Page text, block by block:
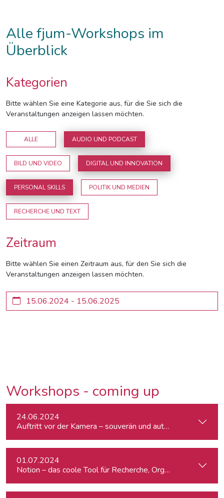
Alle fjum-Workshops im
Überblick
Kategorien
Bitte wählen Sie eine Kategorie aus, für die Sie sich die
Veranstaltungen anzeigen lassen möchten.
ALLE AUDIO UND PODCAST
BILD UND VIDEO DIGITAL UND INNOVATION
PERSONAL SKILLS POLITIK UND MEDIEN
RECHERCHE UND TEXT
Zeitraum
Bitte wählen Sie einen Zeitraum aus, für den Sie sich die
Veranstaltungen anzeigen lassen möchten.
Workshops - coming up
24.06.2024
Auftritt vor der Kamera – souverän und authentisch
01.07.2024
Notion – das coole Tool für Recherche, Organisation &